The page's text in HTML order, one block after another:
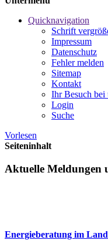
Quicknavigation
Schrift
Impressum
Datenschutz
Fehler melden
Sitemap
Kontakt
Ihr Besuch bei
Login
Suche
Vorlesen
Seiteninhalt
Aktuelle Meldungen
Energieberatung im